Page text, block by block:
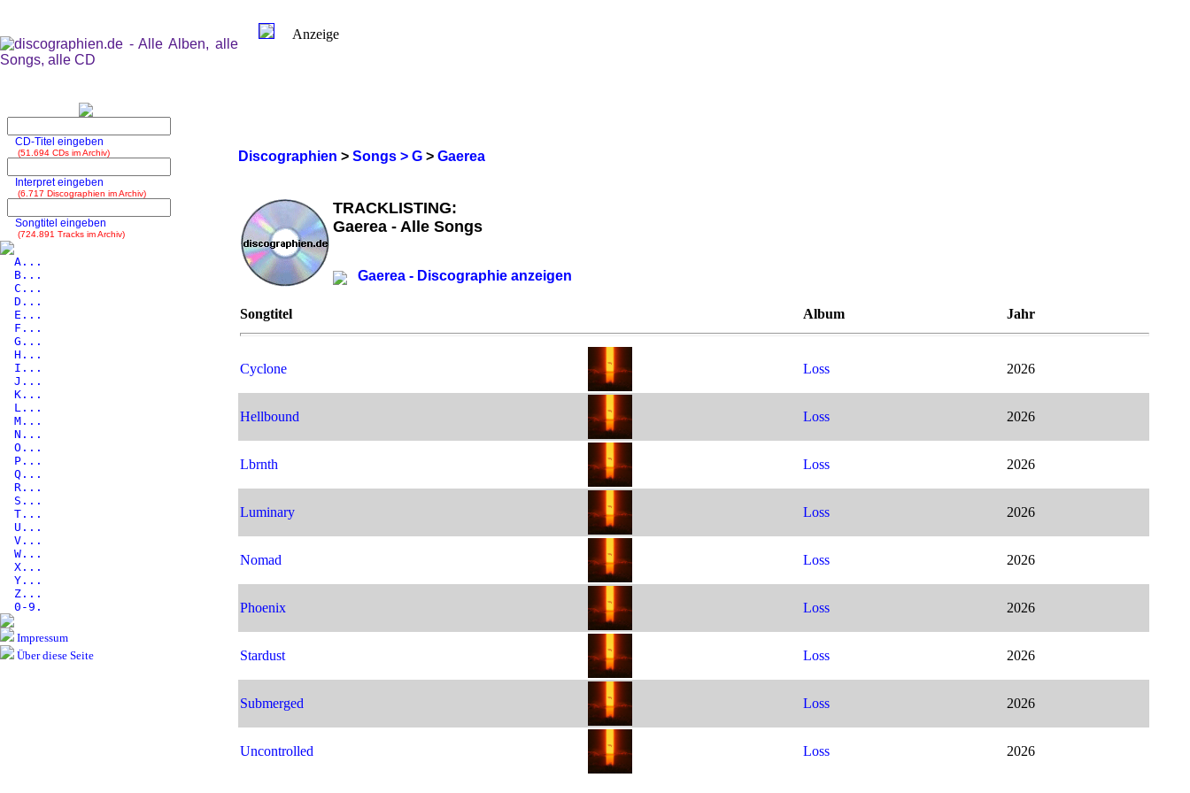
Discographien > Songs > G> Gaerea
TRACKLISTING:
Gaerea - Alle Songs
Gaerea - Discographie anzeigen
Songtitel Album Jahr
Cyclone Loss 2026
Hellbound Loss 2026
Lbrnth Loss 2026
Luminary Loss 2026
Nomad Loss 2026
Phoenix Loss 2026
Stardust Loss 2026
Submerged Loss 2026
Uncontrolled Loss 2026
Anzeige
CD-Titel eingeben
(51.694 CDs im Archiv)
Interpret eingeben
(6.717 Discographien im Archiv)
Songtitel eingeben
(724.891 Tracks im Archiv)
A...
B...
C...
D...
E...
F...
G...
H...
I...
J...
K...
L...
M...
N...
O...
P...
Q...
R...
S...
T...
U...
V...
W...
X...
Y...
Z...
0-9.
Impressum
Über diese Seite